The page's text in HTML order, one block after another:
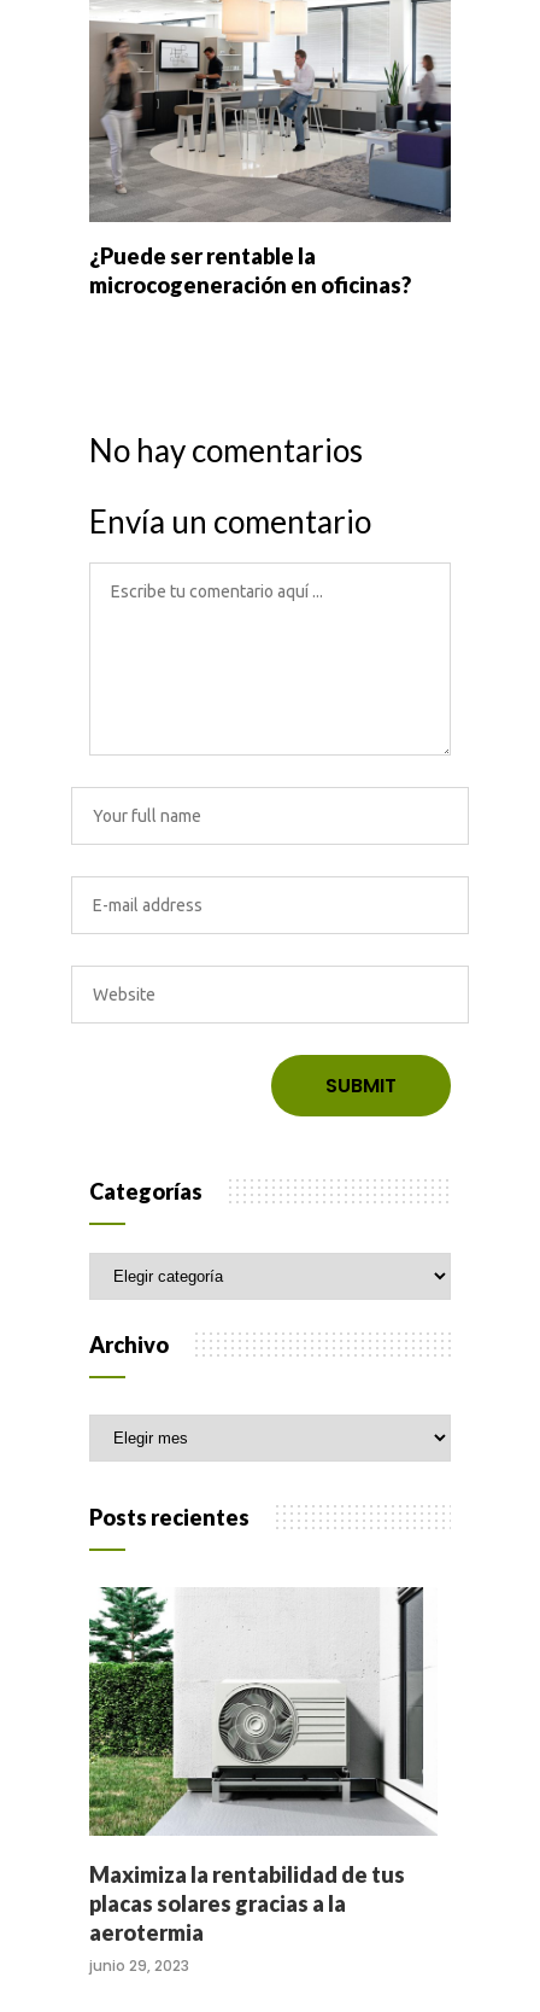
¿Puede ser rentable la
microcogeneración en oficinas?
No hay comentarios
Envía un comentario
Categorías
Categorías
Archivo
Archivo
Posts recientes
Maximiza la rentabilidad de tus
placas solares gracias a la
aerotermia
junio 29, 2023